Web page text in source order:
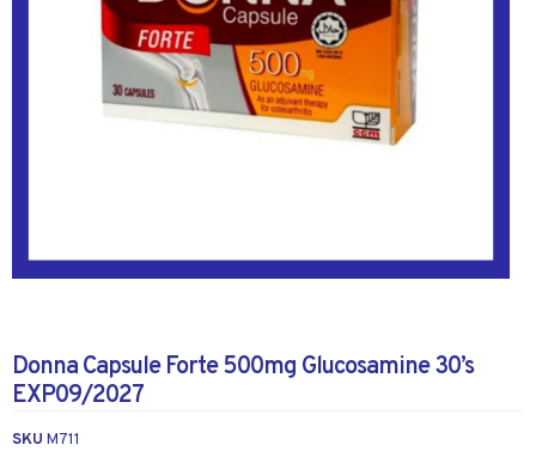
Donna Capsule Forte 500mg Glucosamine 30’s
EXP09/2027
SKU M711